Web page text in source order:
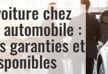
chez
:
garanties et